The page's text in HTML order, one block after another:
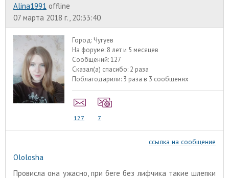
Alina1991 offline
07 марта 2018 г., 20:33:40
Город: Чугуев
На форуме: 8 лет и 5 месяцев
Сообщений:127
Сказал(а) спасибо: 2 раза
Поблагодарили: 3 раза в 3 сообщенях
127 7
ссылка на сообщение
Ololosha
Провисла она ужасно, при беге без лифчика такие шлепки